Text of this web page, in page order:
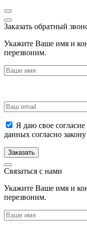
Заказать обратный
Укажите Ваше имя и
перезвоним.
Я даю свое
данных согласно
Заказать
Связаться с нами
Укажите Ваше имя и
перезвоним.